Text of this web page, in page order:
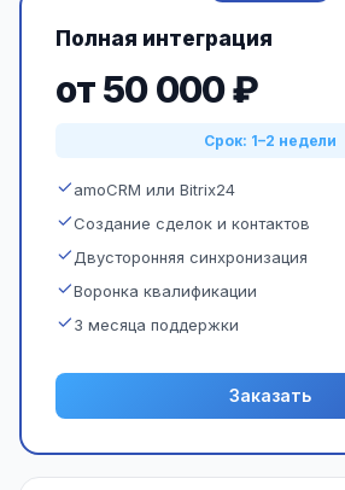
Полная интеграция
от 50 000 ₽
Срок: 1–2 недели
amoCRM или Bitrix24
Создание сделок и контактов
Двусторонняя синхронизация
Воронка квалификации
3 месяца поддержки
Заказать